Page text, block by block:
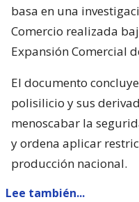
basa en una
Comercio realizada
Expansión Comercial
El documento
polisilicio y sus
menoscabar la
y ordena aplicar
producción nacional.
Lee también...